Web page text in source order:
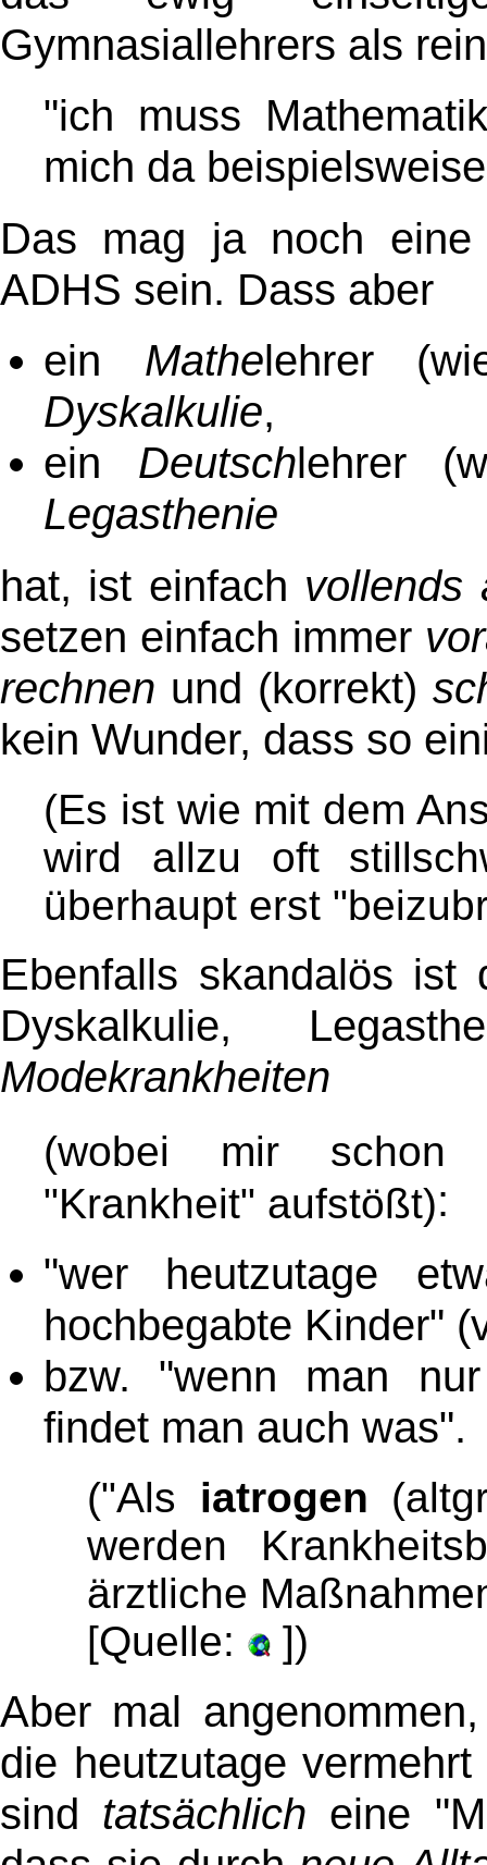
Gymnasiallehrers als
"ich muss
mich da
Das mag ja noch eine
ADHS sein. Dass aber
ein Mathelehrer
Dyskalkulie,
ein Deutschlehrer
Legasthenie
hat, ist einfach vollends
setzen einfach immer
rechnen und (korrekt)
kein Wunder, dass so
(Es ist wie mit dem
wird allzu oft
überhaupt erst
Ebenfalls skandalös ist
Dyskalkulie,
Modekrankheiten
(wobei mir schon
"Krankheit" aufstößt):
"wer heutzutage
hochbegabte Kinder"
bzw. "wenn man
findet man auch was".
("Als iatrogen
werden
ärztliche
[Quelle:
])
Aber mal
die heutzutage
sind tatsächlich eine